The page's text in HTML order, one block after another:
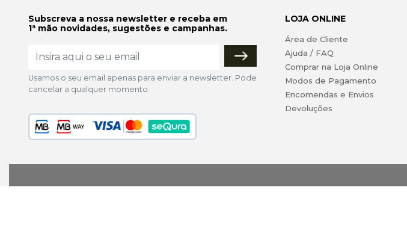
Subscreva a nossa newsletter e receba em
1ª mão novidades, sugestões e campanhas.
Usamos o seu email apenas para enviar a newsletter. Pode
cancelar a qualquer momento.
LOJA ONLINE
Área de Cliente
Ajuda / FAQ
Comprar na Loja Online
Modos de Pagamento
Encomendas e Envios
Devoluções